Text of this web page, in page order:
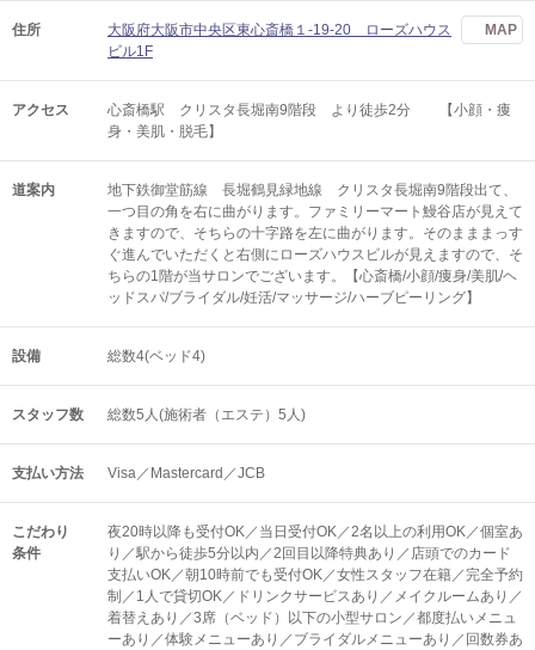
住所
大阪府大阪市中央区東心斎橋１-19-20 ローズハウス
ビル1F
MAP
アクセス
心斎橋駅 クリスタ長堀南9階段 より徒歩2分 【小顔・痩
身・美肌・脱毛】
道案内
地下鉄御堂筋線 長堀鶴見緑地線 クリスタ長堀南9階段出て、
一つ目の角を右に曲がります。ファミリーマート鰻谷店が見えて
きますので、そちらの十字路を左に曲がります。そのまままっす
ぐ進んでいただくと右側にローズハウスビルが見えますので、そ
ちらの1階が当サロンでございます。【心斎橋/小顔/痩身/美肌/ヘ
ッドスパ/ブライダル/妊活/マッサージ/ハーブピーリング】
設備 総数4(ベッド4)
スタッフ数 総数5人(施術者（エステ）5人)
支払い方法 Visa／Mastercard／JCB
こだわり
条件
夜20時以降も受付OK／当日受付OK／2名以上の利用OK／個室あ
り／駅から徒歩5分以内／2回目以降特典あり／店頭でのカード
支払いOK／朝10時前でも受付OK／女性スタッフ在籍／完全予約
制／1人で貸切OK／ドリンクサービスあり／メイクルームあり／
着替えあり／3席（ベッド）以下の小型サロン／都度払いメニュ
ーあり／体験メニューあり／ブライダルメニューあり／回数券あ